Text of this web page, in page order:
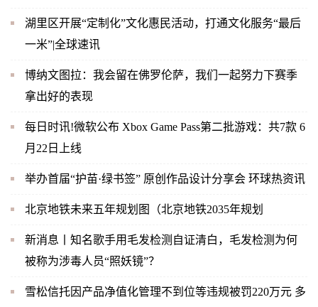
湖里区开展“定制化”文化惠民活动，打通文化服务“最后
一米”|全球速讯
博纳文图拉：我会留在佛罗伦萨，我们一起努力下赛季
拿出好的表现
每日时讯!微软公布 Xbox Game Pass第二批游戏：共7款 6
月22日上线
举办首届“护苗·绿书签” 原创作品设计分享会 环球热资讯
北京地铁未来五年规划图（北京地铁2035年规划
新消息丨知名歌手用毛发检测自证清白，毛发检测为何
被称为涉毒人员“照妖镜”？
雪松信托因产品净值化管理不到位等违规被罚220万元 多